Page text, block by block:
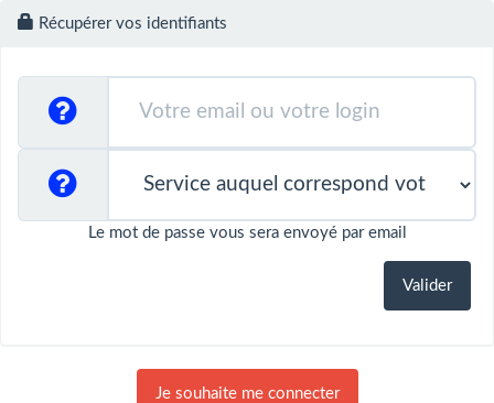
Récupérer vos identifiants
Le mot de passe vous sera envoyé par email
Je souhaite me connecter